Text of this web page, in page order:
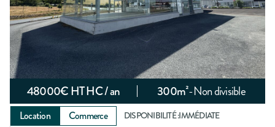
48000€ HT HC / an 300m²-Non divisible
Location Commerce DISPONIBILITÉ :IMMÉDIATE